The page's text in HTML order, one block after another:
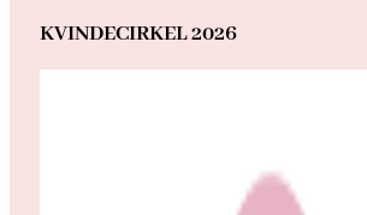
KVINDECIRKEL 2026